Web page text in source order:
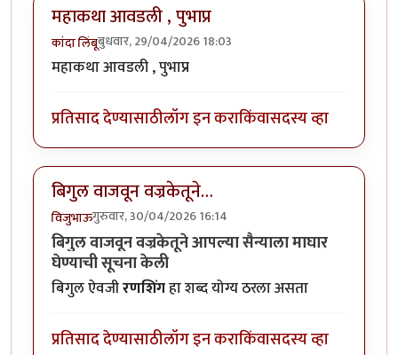
महाकथा आवडली , पुभाप्र
कांदा लिंबूबुधवार, 29/04/2026 18:03
महाकथा आवडली , पुभाप्र
प्रतिसाद देण्यासाठीलॉग इन कराकिंवासदस्य व्हा
बिगुल वाजवून वज्रकेतूने…
विजुभाऊगुरुवार, 30/04/2026 16:14
बिगुल वाजवून वज्रकेतूने आपल्या सैन्याला माघार
घेण्याची सूचना केली
बिगुल ऐवजीरणशिंगहा शब्द योग्य ठरला असता
प्रतिसाद देण्यासाठीलॉग इन कराकिंवासदस्य व्हा